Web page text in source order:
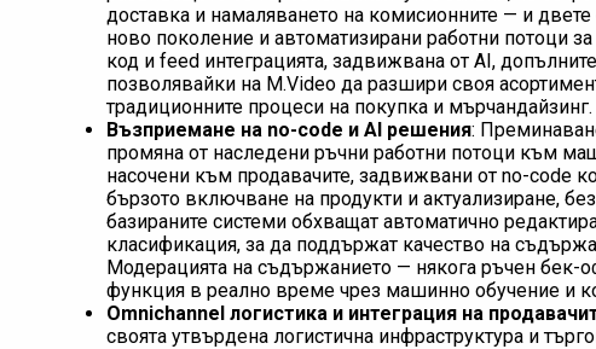
доставка и намаляването на комисионните — и двете
ново поколение и автоматизирани работни потоци
код и feed интеграцията, задвижвана от AI,
позволявайки на M.Video да разшири своя
традиционните процеси на покупка и мърчандайзинг.
Възприемане на no-code и AI решения:
промяна от наследени ръчни работни потоци към
насочени към продавачите, задвижвани от no-code
бързото включване на продукти и актуализиране,
базираните системи обхващат автоматично
класификация, за да поддържат качество на
Модерацията на съдържанието — някога ръчен
функция в реално време чрез машинно обучение и
Omnichannel логистика и интеграция на
своята утвърдена логистична инфраструктура и